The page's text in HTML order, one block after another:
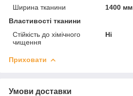
Ширина тканини
1400 мм
Властивості тканини
Стійкість до хімічного
чищення
Ні
Приховати
Умови доставки